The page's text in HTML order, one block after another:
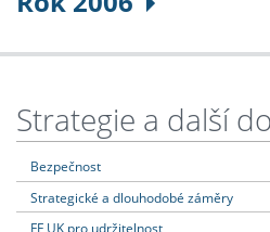
Strategie a další
Bezpečnost
Strategické a dlouhodobé záměry
FF UK pro udržitelnost